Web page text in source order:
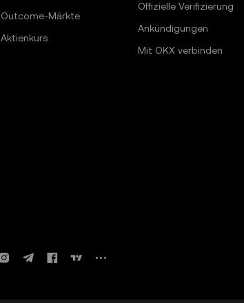
Outcome-Märkte
Aktienkurs
Offizielle Verifizierung
Ankündigungen
Mit OKX verbinden